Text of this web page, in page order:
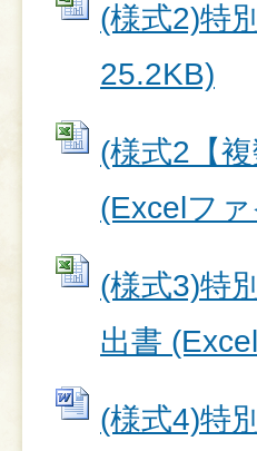
(様式2)特
25.2KB)
(様式2【
(Excelフ
(様式3)特
出書
(様式4)特